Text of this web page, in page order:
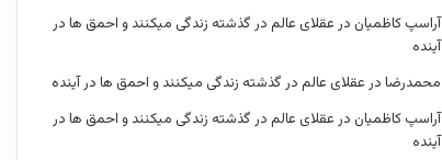
آراسپ کاظمیان در عقلای عالم در گذشته زندگی میکنند و احمق ها در
آینده
محمدرضا در عقلای عالم در گذشته زندگی میکنند و احمق ها در آینده
آراسپ کاظمیان در عقلای عالم در گذشته زندگی میکنند و احمق ها در
آینده